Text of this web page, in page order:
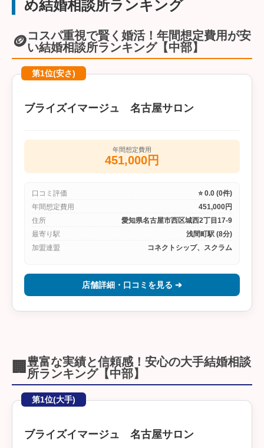
め結婚相談所ランキング
🪙コスパ重視で賢く婚活！年間想定費用が安
い結婚相談所ランキング【中部】
第1位(安さ)
ブライズイマージュ 名古屋サロン
年間想定費用
451,000円
口コミ評価
⭐ 0.0 (0件)
年間想定費用
451,000円
住所
愛知県名古屋市西区城西2丁目17-9
最寄り駅
浅間町駅 (8分)
加盟連盟
コネクトシップ、スクラム
店舗詳細・口コミを見る ➔
🏢 豊富な実績と信頼感！安心の大手結婚相談
所ランキング【中部】
第1位(大手)
ブライズイマージュ 名古屋サロン